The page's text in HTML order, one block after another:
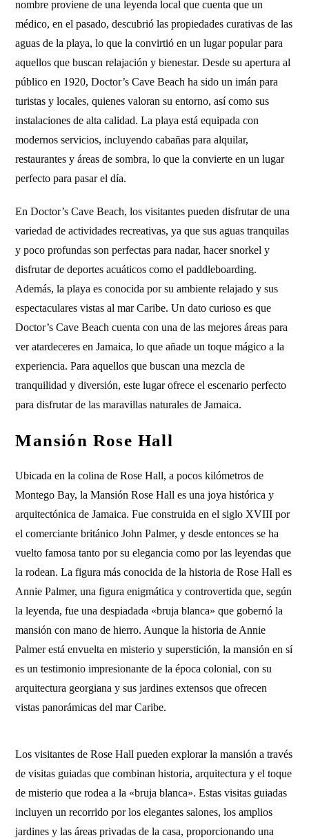
nombre proviene de una leyenda local que cuenta que un
médico, en el pasado, descubrió las propiedades curativas de las
aguas de la playa, lo que la convirtió en un lugar popular para
aquellos que buscan relajación y bienestar. Desde su apertura al
público en 1920, Doctor’s Cave Beach ha sido un imán para
turistas y locales, quienes valoran su entorno, así como sus
instalaciones de alta calidad. La playa está equipada con
modernos servicios, incluyendo cabañas para alquilar,
restaurantes y áreas de sombra, lo que la convierte en un lugar
perfecto para pasar el día.
En Doctor’s Cave Beach, los visitantes pueden disfrutar de una
variedad de actividades recreativas, ya que sus aguas tranquilas
y poco profundas son perfectas para nadar, hacer snorkel y
disfrutar de deportes acuáticos como el paddleboarding.
Además, la playa es conocida por su ambiente relajado y sus
espectaculares vistas al mar Caribe. Un dato curioso es que
Doctor’s Cave Beach cuenta con una de las mejores áreas para
ver atardeceres en Jamaica, lo que añade un toque mágico a la
experiencia. Para aquellos que buscan una mezcla de
tranquilidad y diversión, este lugar ofrece el escenario perfecto
para disfrutar de las maravillas naturales de Jamaica.
Mansión Rose Hall
Ubicada en la colina de Rose Hall, a pocos kilómetros de
Montego Bay, la Mansión Rose Hall es una joya histórica y
arquitectónica de Jamaica. Fue construida en el siglo XVIII por
el comerciante británico John Palmer, y desde entonces se ha
vuelto famosa tanto por su elegancia como por las leyendas que
la rodean. La figura más conocida de la historia de Rose Hall es
Annie Palmer, una figura enigmática y controvertida que, según
la leyenda, fue una despiadada «bruja blanca» que gobernó la
mansión con mano de hierro. Aunque la historia de Annie
Palmer está envuelta en misterio y superstición, la mansión en sí
es un testimonio impresionante de la época colonial, con su
arquitectura georgiana y sus jardines extensos que ofrecen
vistas panorámicas del mar Caribe.
Los visitantes de Rose Hall pueden explorar la mansión a través
de visitas guiadas que combinan historia, arquitectura y el toque
de misterio que rodea a la «bruja blanca». Estas visitas guiadas
incluyen un recorrido por los elegantes salones, los amplios
jardines y las áreas privadas de la casa, proporcionando una